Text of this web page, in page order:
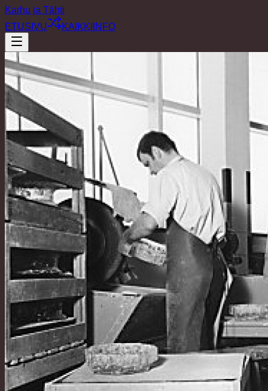
Karhu ja Tähti
ETUSIVU
KAIKKI INFO